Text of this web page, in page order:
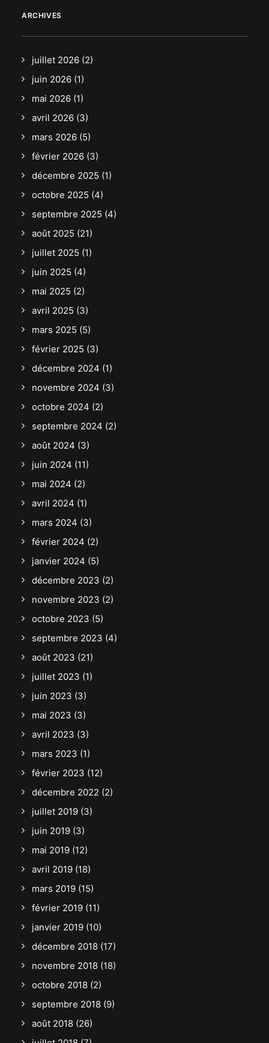
ARCHIVES
juillet 2026 (2)
juin 2026 (1)
mai 2026 (1)
avril 2026 (3)
mars 2026 (5)
février 2026 (3)
décembre 2025 (1)
octobre 2025 (4)
septembre 2025 (4)
août 2025 (21)
juillet 2025 (1)
juin 2025 (4)
mai 2025 (2)
avril 2025 (3)
mars 2025 (5)
février 2025 (3)
décembre 2024 (1)
novembre 2024 (3)
octobre 2024 (2)
septembre 2024 (2)
août 2024 (3)
juin 2024 (11)
mai 2024 (2)
avril 2024 (1)
mars 2024 (3)
février 2024 (2)
janvier 2024 (5)
décembre 2023 (2)
novembre 2023 (2)
octobre 2023 (5)
septembre 2023 (4)
août 2023 (21)
juillet 2023 (1)
juin 2023 (3)
mai 2023 (3)
avril 2023 (3)
mars 2023 (1)
février 2023 (12)
décembre 2022 (2)
juillet 2019 (3)
juin 2019 (3)
mai 2019 (12)
avril 2019 (18)
mars 2019 (15)
février 2019 (11)
janvier 2019 (10)
décembre 2018 (17)
novembre 2018 (18)
octobre 2018 (2)
septembre 2018 (9)
août 2018 (26)